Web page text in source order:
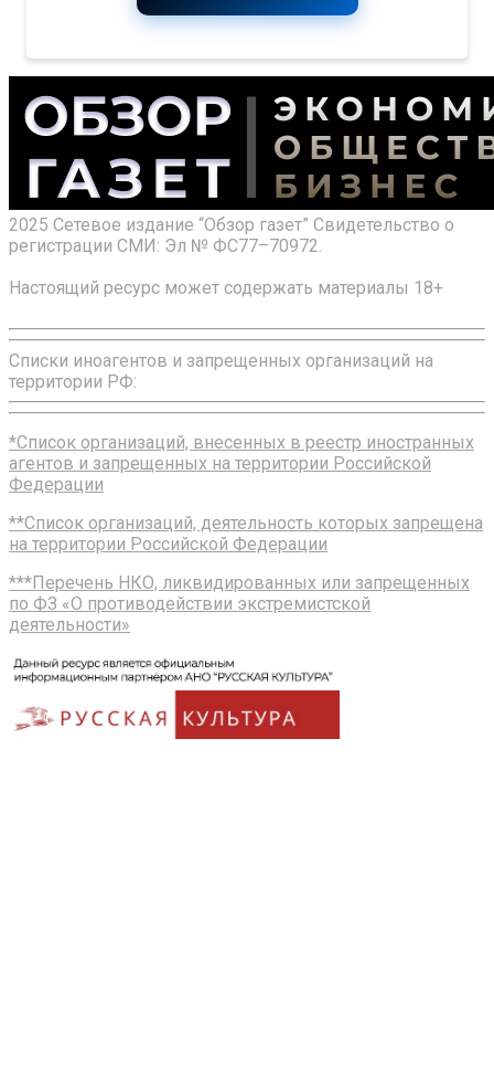
2025 Сетевое издание “Обзор газет” Свидетельство о
регистрации СМИ: Эл № ФС77–70972.
Настоящий ресурс может содержать материалы 18+
Списки иноагентов и запрещенных организаций на
территории РФ:
*Список организаций, внесенных в реестр иностранных
агентов и запрещенных на территории Российской
Федерации
**Список организаций, деятельность которых запрещена
на территории Российской Федерации
***Перечень НКО, ликвидированных или запрещенных
по ФЗ «О противодействии экстремистской
деятельности»